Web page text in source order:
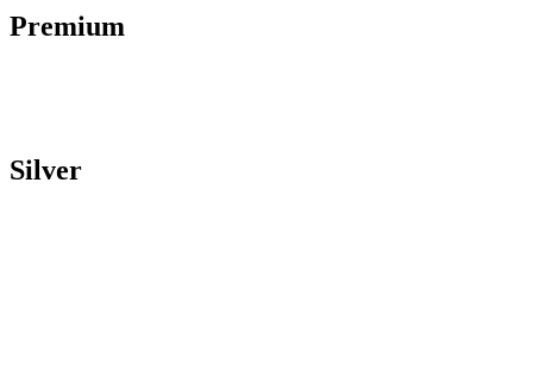
Premium
Silver